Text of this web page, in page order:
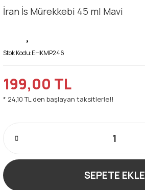
İran İs Mürekkebi 45 ml Mavi
Stok Kodu:EHKMP246
199,00 TL
* 24,10 TL den başlayan taksitlerle!!
SEPETE EKLE